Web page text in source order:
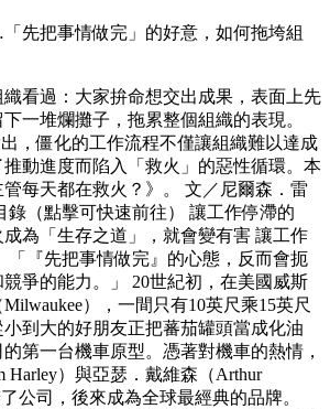
先把事情做完」的好意，如何拖垮組
看過：大家拚命想交出成果，表面上先
一堆爛攤子，拖累整個組織的表現。
，僵化的工作流程不僅讓組織難以達成
推動進度而陷入「救火」的惡性循環。本
每天都在救火？》。 文／尼爾森．雷
錄（點擊可快速前往） 讓工作停滯的
成為「生存之道」，就會變有害 讓工作
「『先把事情做完』的心態，反而會扼
爭的能力。」 20世紀初，在美國威斯
），一間只有10英尺乘15英尺
到大的好朋友正把蕃茄罐頭當成化油
第一台機車原型。憑著對機車的熱情，
Harley）與亞瑟．戴維森（Arthur
公司，後來成為全球最經典的品牌。